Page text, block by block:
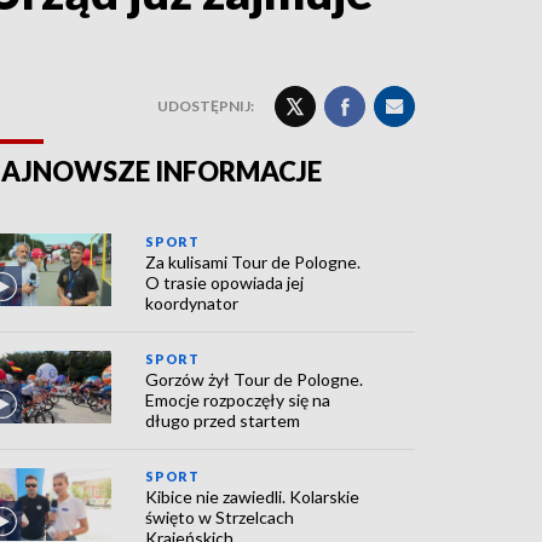
UDOSTĘPNIJ:
INFORMACJE
SPORT
Za kulisami Tour de Pologne.
O trasie opowiada jej
koordynator
SPORT
Gorzów żył Tour de Pologne.
Emocje rozpoczęły się na
długo przed startem
SPORT
Kibice nie zawiedli. Kolarskie
święto w Strzelcach
Krajeńskich